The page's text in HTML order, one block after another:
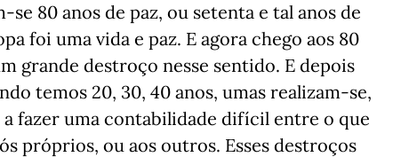
80 anos de paz, ou setenta e tal anos de
foi uma vida e paz. E agora chego aos 80
grande destroço nesse sentido. E depois
temos 20, 30, 40 anos, umas realizam-se,
fazer uma contabilidade difícil entre o que
próprios, ou aos outros. Esses destroços